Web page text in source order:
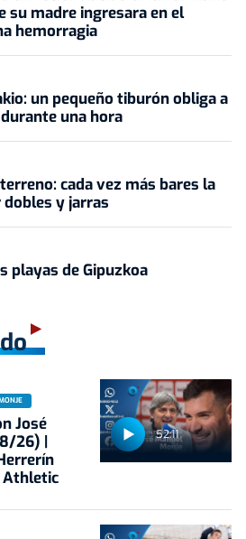
su madre ingresara en el
hemorragia
un pequeño tiburón obliga a
una hora
cada vez más bares la
y jarras
playas de Gipuzkoa
52:11
José
26) |
Athletic